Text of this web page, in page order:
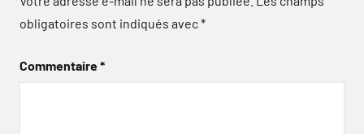
obligatoires sont indiqués avec*
Commentaire*